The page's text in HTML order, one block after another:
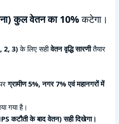
कुल वेतन का 10%कटेगा।
2, 3)के लिए सहीवेतन वृद्धि सारणीतैयार
ग्रामीण 5%, नगर 7% एवं महानगरों में
गया है।
कटौती के बाद वेतन) सही दिखेगा।